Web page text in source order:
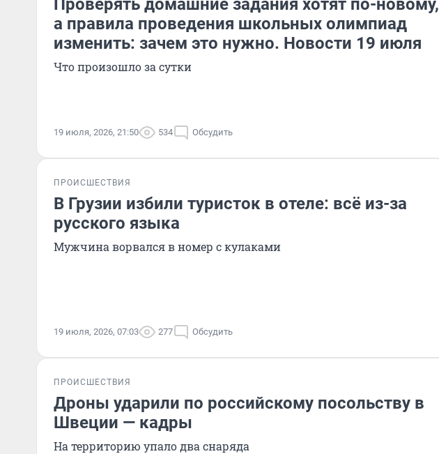
Проверять домашние задания хотят по-новому,
а правила проведения школьных олимпиад
изменить: зачем это нужно. Новости 19 июля
Что произошло за сутки
19 июля, 2026, 21:50 534 Обсудить
ПРОИСШЕСТВИЯ
В Грузии избили туристок в отеле: всё из-за
русского языка
Мужчина ворвался в номер с кулаками
19 июля, 2026, 07:03 277 Обсудить
ПРОИСШЕСТВИЯ
Дроны ударили по российскому посольству в
Швеции — кадры
На территорию упало два снаряда